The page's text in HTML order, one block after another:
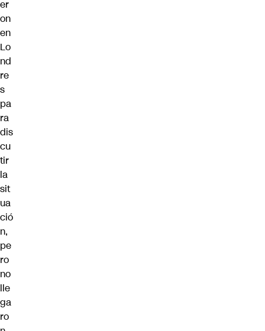
er
on
en
Lo
nd
re
s
pa
ra
dis
cu
tir
la
sit
ua
ció
n,
pe
ro
no
lle
ga
ro